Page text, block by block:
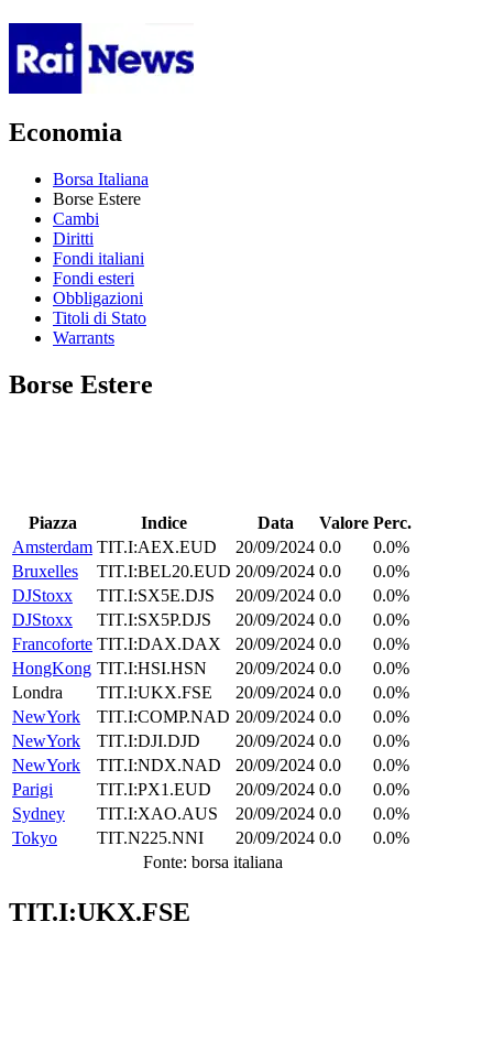
Economia
Borsa Italiana
Borse Estere
Cambi
Diritti
Fondi italiani
Fondi esteri
Obbligazioni
Titoli di Stato
Warrants
Borse Estere
Piazza Indice Data Valore Perc.
Amsterdam TIT.I:AEX.EUD 20/09/2024 0.0
0.0%
Bruxelles
TIT.I:BEL20.EUD 20/09/2024 0.0
0.0%
DJStoxx
TIT.I:SX5E.DJS 20/09/2024 0.0
0.0%
DJStoxx
TIT.I:SX5P.DJS 20/09/2024 0.0
0.0%
Francoforte TIT.I:DAX.DAX 20/09/2024 0.0
0.0%
HongKong TIT.I:HSI.HSN 20/09/2024 0.0
0.0%
Londra
TIT.I:UKX.FSE 20/09/2024 0.0
0.0%
NewYork
TIT.I:COMP.NAD 20/09/2024 0.0
0.0%
NewYork
TIT.I:DJI.DJD 20/09/2024 0.0
0.0%
NewYork
TIT.I:NDX.NAD 20/09/2024 0.0
0.0%
Parigi
TIT.I:PX1.EUD 20/09/2024 0.0
0.0%
Sydney
TIT.I:XAO.AUS 20/09/2024 0.0
0.0%
Tokyo
TIT.N225.NNI 20/09/2024 0.0
0.0%
Fonte: borsa italiana
TIT.I:UKX.FSE